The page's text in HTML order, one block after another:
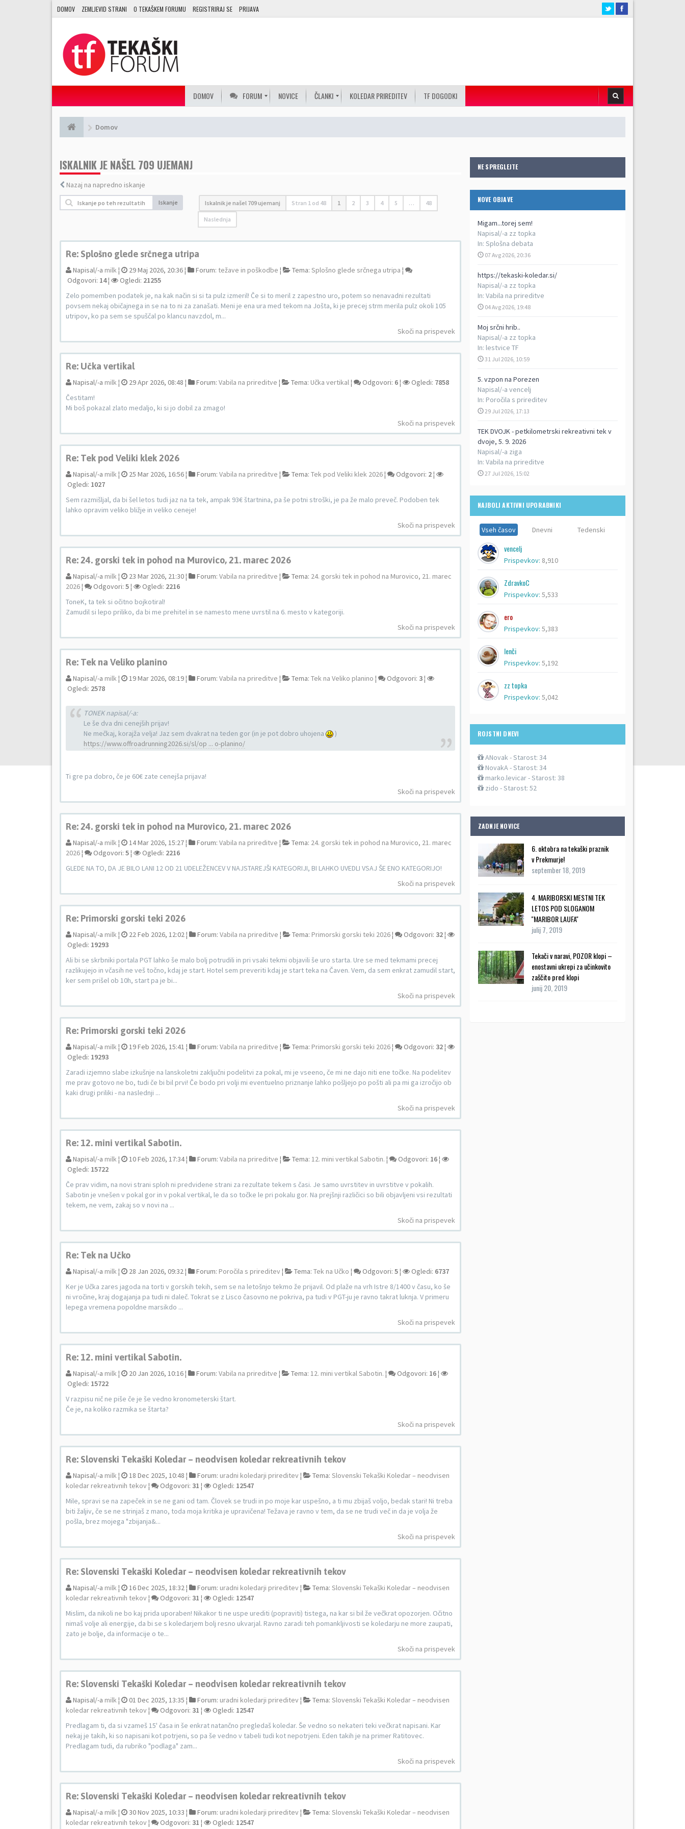
DOMOV ZEMLJEVID STRANI O TEKAŠKEM FORUMU REGISTRIRAJ SE PRIJAVA
DOMOV FORUM NOVICE ČLANKI KOLEDAR PRIREDITEV TF DOGODKI
Domov
NE SPREGLEJTE
NOVE OBJAVE
Migam...torej sem!
Napisal/-a zz topka
In: Splošna debata
07 Avg 2026, 20:36
https://tekaski-koledar.si/
Napisal/-a zz topka
In: Vabila na prireditve
04 Avg 2026, 19:48
Moj srčni hrib..
Napisal/-a zz topka
In: lestvice TF
31 Jul 2026, 10:59
5. vzpon na Porezen
Napisal/-a vencelj
In: Poročila s prireditev
29 Jul 2026, 17:13
TEK DVOJK - petkilometrski rekreativni tek v
dvoje, 5. 9. 2026
Napisal/-a ziga
In: Vabila na prireditve
27 Jul 2026, 15:02
NAJBOLJ AKTIVNI UPORABNIKI
Vseh časov Dnevni Tedenski
vencelj
Prispevkov: 8,910
ZdravkoC
Prispevkov: 5,533
ero
Prispevkov: 5,383
lenči
Prispevkov: 5,192
zz topka
Prispevkov: 5,042
ROJSTNI DNEVI
ANovak- Starost: 34
NovakA- Starost: 34
marko.levicar- Starost: 38
zido - Starost: 52
ZADNJE NOVICE
6. oktobra na tekaški praznik
v Prekmurje!
september 18, 2019
4. MARIBORSKI MESTNI TEK
LETOS POD SLOGANOM
''MARIBOR LAUFA''
julij 7, 2019
Tekači v naravi, POZOR klopi –
enostavni ukrepi za učinkovito
zaščito pred klopi
junij 20, 2019
ISKALNIK JE NAŠEL 709 UJEMANJ
Nazaj na napredno iskanje
Iskanje Iskalnik je našel 709 ujemanj Stran 1od 48 1 2 3 4 5 … 48
Naslednja
Re: Splošno glede srčnega utripa
Napisal/-a milk¦ 29 Maj 2026, 20:36 ¦ Forum: težave in poškodbe ¦ Tema: Splošno glede srčnega utripa ¦
Odgovori: 14¦ Ogledi: 21255
Zelo pomemben podatek je, na kak način si si ta pulz izmeril! Če si to meril z zapestno uro, potem so nenavadni rezultati
povsem nekaj običajnega in se na to ni za zanašati. Meni je ena ura med tekom na Jošta, ki je precej strm merila pulz okoli 105
utripov, ko pa sem se spuščal po klancu navzdol, m...
Skoči na prispevek
Re: Učka vertikal
Napisal/-a milk¦ 29 Apr 2026, 08:48 ¦ Forum: Vabila na prireditve ¦ Tema: Učka vertikal¦ Odgovori: 6¦ Ogledi: 7858
Čestitam!
Mi boš pokazal zlato medaljo, ki si jo dobil za zmago!
Skoči na prispevek
Re: Tek pod Veliki klek 2026
Napisal/-a milk¦ 25 Mar 2026, 16:56 ¦ Forum: Vabila na prireditve ¦ Tema: Tek pod Veliki klek 2026¦ Odgovori: 2¦
Ogledi: 1027
Sem razmišljal, da bi šel letos tudi jaz na ta tek, ampak 93€ štartnina, pa še potni stroški, je pa že malo preveč. Podoben tek
lahko opravim veliko bližje in veliko ceneje!
Skoči na prispevek
Re: 24. gorski tek in pohod na Murovico, 21. marec 2026
Napisal/-a milk¦ 23 Mar 2026, 21:30 ¦ Forum: Vabila na prireditve ¦ Tema: 24. gorski tek in pohod na Murovico, 21. marec
2026¦ Odgovori: 5¦ Ogledi: 2216
ToneK, ta tek si očitno bojkotiral!
Zamudil si lepo priliko, da bi me prehitel in se namesto mene uvrstil na 6. mesto v kategoriji.
Skoči na prispevek
Re: Tek na Veliko planino
Napisal/-a milk¦ 19 Mar 2026, 08:19 ¦ Forum: Vabila na prireditve ¦ Tema: Tek na Veliko planino ¦ Odgovori: 3¦
Ogledi: 2578
TONEK napisal/-a:
Le še dva dni cenejših prijav!
Ne mečkaj, korajža velja! Jaz sem dvakrat na teden gor (in je pot dobro uhojena
)
https://www.offroadrunning2026.si/sl/op ... o-planino/
Ti gre pa dobro, če je 60€ zate cenejša prijava!
Skoči na prispevek
Re: 24. gorski tek in pohod na Murovico, 21. marec 2026
Napisal/-a milk¦ 14 Mar 2026, 15:27 ¦ Forum: Vabila na prireditve ¦ Tema: 24. gorski tek in pohod na Murovico, 21. marec
2026¦ Odgovori: 5¦ Ogledi: 2216
GLEDE NA TO, DA JE BILO LANI 12 OD 21 UDELEŽENCEV V NAJSTAREJŠI KATEGORIJI, BI LAHKO UVEDLI VSAJ ŠE ENO KATEGORIJO!
Skoči na prispevek
Re: Primorski gorski teki 2026
Napisal/-a milk¦ 22 Feb 2026, 12:02 ¦ Forum: Vabila na prireditve ¦ Tema: Primorski gorski teki 2026¦ Odgovori: 32¦
Ogledi: 19293
Ali bi se skrbniki portala PGT lahko še malo bolj potrudili in pri vsaki tekmi objavili še uro starta. Ure se med tekmami precej
razlikujejo in včasih ne veš točno, kdaj je start. Hotel sem preveriti kdaj je start teka na Čaven. Vem, da sem enkrat zamudil start,
ker sem prišel ob 10h, start pa je bi...
Skoči na prispevek
Re: Primorski gorski teki 2026
Napisal/-a milk¦ 19 Feb 2026, 15:41 ¦ Forum: Vabila na prireditve ¦ Tema: Primorski gorski teki 2026¦ Odgovori: 32¦
Ogledi: 19293
Zaradi izjemno slabe izkušnje na lanskoletni zaključni podelitvi za pokal, mi je vseeno, če mi ne dajo niti ene točke. Na podelitev
me prav gotovo ne bo, tudi če bi bil prvi! Če bodo pri volji mi eventuelno priznanje lahko pošljejo po pošti ali pa mi ga izročijo ob
kaki drugi priliki - na naslednji ...
Skoči na prispevek
Re: 12. mini vertikal Sabotin.
Napisal/-a milk¦ 10 Feb 2026, 17:34 ¦ Forum: Vabila na prireditve ¦ Tema: 12. mini vertikal Sabotin. ¦ Odgovori: 16¦
Ogledi: 15722
Če prav vidim, na novi strani sploh ni predvidene strani za rezultate tekem s časi. Je samo uvrstitev in uvrstitve v pokalih.
Sabotin je vnešen v pokal gor in v pokal vertikal, le da so točke le pri pokalu gor. Na prejšnji različici so bili objavljeni vsi rezultati
tekem, ne vem, zakaj so v novi na ...
Skoči na prispevek
Re: Tek na Učko
Napisal/-a milk¦ 28 Jan 2026, 09:32 ¦ Forum: Poročila s prireditev ¦ Tema: Tek na Učko ¦ Odgovori: 5¦ Ogledi: 6737
Ker je Učka zares jagoda na torti v gorskih tekih, sem se na letošnjo tekmo že prijavil. Od plaže na vrh Istre 8/1400 v času, ko še
ni vročine, kraj dogajanja pa tudi ni daleč. Tokrat se z Lisco časovno ne pokriva, pa tudi v PGT-ju je ravno takrat luknja. V primeru
lepega vremena popoldne marsikdo ...
Skoči na prispevek
Re: 12. mini vertikal Sabotin.
Napisal/-a milk¦ 20 Jan 2026, 10:16 ¦ Forum: Vabila na prireditve ¦ Tema: 12. mini vertikal Sabotin. ¦ Odgovori: 16¦
Ogledi: 15722
V razpisu nič ne piše če je še vedno kronometerski štart.
Če je, na koliko razmika se štarta?
Skoči na prispevek
Re: Slovenski Tekaški Koledar – neodvisen koledar rekreativnih tekov
Napisal/-a milk¦ 18 Dec 2025, 10:48 ¦ Forum: uradni koledarji prireditev ¦ Tema: Slovenski Tekaški Koledar – neodvisen
koledar rekreativnih tekov ¦ Odgovori: 31 ¦ Ogledi: 12547
Mile, spravi se na zapeček in se ne gani od tam. Človek se trudi in po moje kar uspešno, a ti mu zbijaš voljo, bedak stari! Ni treba
biti žaljiv, če se ne strinjaš z mano, toda moja kritika je upravičena! Težava je ravno v tem, da se ne trudi več in da je volja že
pošla, brez mojega "zbijanja&...
Skoči na prispevek
Re: Slovenski Tekaški Koledar – neodvisen koledar rekreativnih tekov
Napisal/-a milk¦ 16 Dec 2025, 18:32 ¦ Forum: uradni koledarji prireditev ¦ Tema: Slovenski Tekaški Koledar – neodvisen
koledar rekreativnih tekov ¦ Odgovori: 31 ¦ Ogledi: 12547
Mislim, da nikoli ne bo kaj prida uporaben! Nikakor ti ne uspe urediti (popraviti) tistega, na kar si bil že večkrat opozorjen. Očitno
nimaš volje ali energije, da bi se s koledarjem bolj resno ukvarjal. Ravno zaradi teh pomankljivosti se koledarju ne more zaupati,
zato je bolje, da informacije o te...
Skoči na prispevek
Re: Slovenski Tekaški Koledar – neodvisen koledar rekreativnih tekov
Napisal/-a milk¦ 01 Dec 2025, 13:35 ¦ Forum: uradni koledarji prireditev ¦ Tema: Slovenski Tekaški Koledar – neodvisen
koledar rekreativnih tekov ¦ Odgovori: 31 ¦ Ogledi: 12547
Predlagam ti, da si vzameš 15' časa in še enkrat natančno pregledaš koledar. Še vedno so nekateri teki večkrat napisani. Kar
nekaj je takih, ki so napisani kot potrjeni, so pa še vedno v tabeli tudi kot nepotrjeni. Eden takih je na primer Ratitovec.
Predlagam tudi, da rubriko "podlaga" zam...
Skoči na prispevek
Re: Slovenski Tekaški Koledar – neodvisen koledar rekreativnih tekov
Napisal/-a milk¦ 30 Nov 2025, 10:33 ¦ Forum: uradni koledarji prireditev ¦ Tema: Slovenski Tekaški Koledar – neodvisen
koledar rekreativnih tekov ¦ Odgovori: 31 ¦ Ogledi: 12547